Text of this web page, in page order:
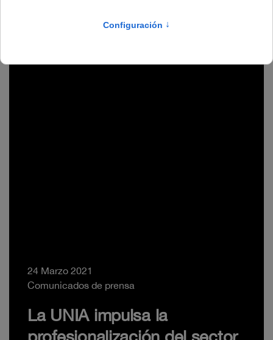
24 Marzo 2021
Comunicados de prensa
La UNIA impulsa la